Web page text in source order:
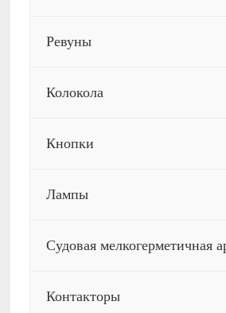
Ревуны
Колокола
Кнопки
Лампы
Судовая мелкогерметичная
Контакторы